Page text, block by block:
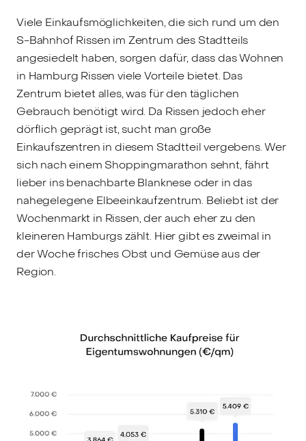
Viele Einkaufsmöglichkeiten, die sich rund um den
S-Bahnhof Rissen im Zentrum des Stadtteils
angesiedelt haben, sorgen dafür, dass das Wohnen
in Hamburg Rissen viele Vorteile bietet. Das
Zentrum bietet alles, was für den täglichen
Gebrauch benötigt wird. Da Rissen jedoch eher
dörflich geprägt ist, sucht man große
Einkaufszentren in diesem Stadtteil vergebens. Wer
sich nach einem Shoppingmarathon sehnt, fährt
lieber ins benachbarte Blanknese oder in das
nahegelegene Elbeeinkaufzentrum. Beliebt ist der
Wochenmarkt in Rissen, der auch eher zu den
kleineren Hamburgs zählt. Hier gibt es zweimal in
der Woche frisches Obst und Gemüse aus der
Region.